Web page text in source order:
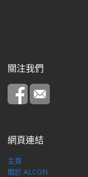
關注我們
網頁連結
主頁
關於 ALCON